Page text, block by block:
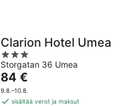
Clarion Hotel Umea
3
out
of
5
Storgatan 36 Umea
Hinta
on
84 €
84 €
9.8.–10.8.
sisältää verot ja maksut